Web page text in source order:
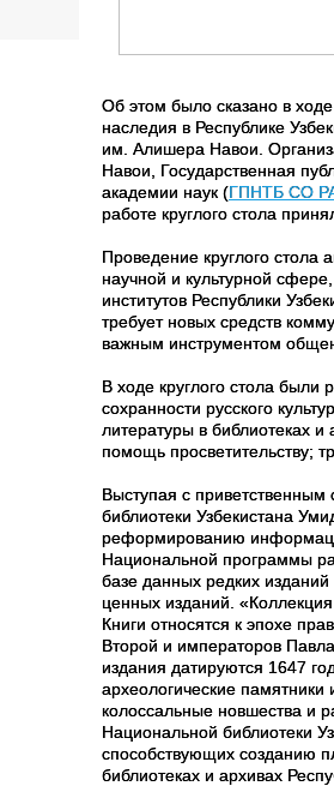
Об этом было сказано в
наследия в Республике
им. Алишера Навои.
Навои, Государственная
академии наук (ГПНТБ СО
работе круглого стола
Проведение круглого стола
научной и культурной
институтов Республики
требует новых средств
важным инструментом
В ходе круглого стола были
сохранности русского
литературы в библиотеках
помощь просветительству;
Выступая с приветственным
библиотеки Узбекистана
реформированию
Национальной программы
базе данных редких
ценных изданий.
Книги относятся к эпохе
Второй и императоров
издания датируются 1647
археологические
колоссальные новшества и
Национальной библиотеки
способствующих созданию
библиотеках и архивах